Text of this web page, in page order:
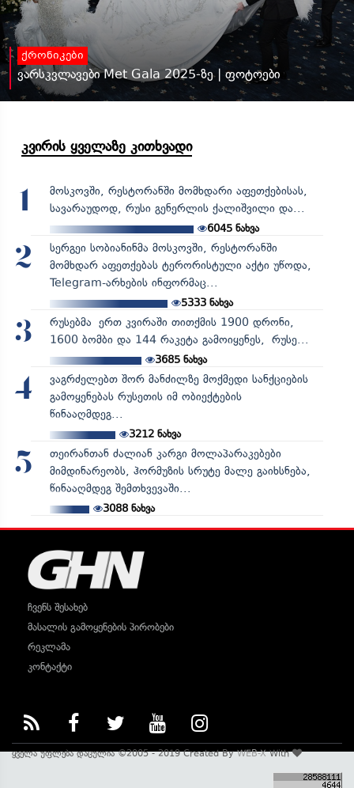
ქრონიკები
ვარსკვლავები Met Gala 2025-ზე | ფოტოები
კვირის ყველაზე კითხვადი
1
მოსკოვში, რესტორანში მომხდარი აფეთქებისას,
სავარაუდოდ, რუსი გენერლის ქალიშვილი და...
6045 ნახვა
2
სერგეი სობიანინმა მოსკოვში, რესტორანში
მომხდარ აფეთქებას ტერორისტული აქტი უწოდა,
Telegram-არხების ინფორმაც...
5333ნახვა
3
რუსებმა ერთ კვირაში თითქმის 1900 დრონი,
1600 ბომბი და 144 რაკეტა გამოიყენეს, რუსე...
3685ნახვა
4
ვაგრძელებთ შორ მანძილზე მოქმედი სანქციების
გამოყენებას რუსეთის იმ ობიექტების
წინააღმდეგ...
3212ნახვა
5
თეირანთან ძალიან კარგი მოლაპარაკებები
მიმდინარეობს, ჰორმუზის სრუტე მალე გაიხსნება,
წინააღმდეგ შემთხვევაში...
3088ნახვა
ჩვენს შესახებ
მასალის გამოყენების პირობები
რეკლამა
კონტაქტი
ყველა უფლება დაცულია ©2005 - 2019 Created ByWEB-XWith